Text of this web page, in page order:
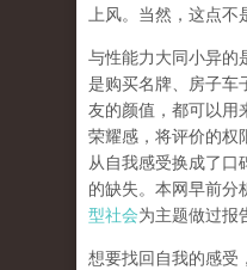
上风。当然，这点不
与性能力大同小异的
是购买名牌、房子车
友的颜值，都可以用
荣耀感，将评价的权
从自我感受换成了口
的缺失。本网早前分
型社会为主题做过报
想要找回自我的感受